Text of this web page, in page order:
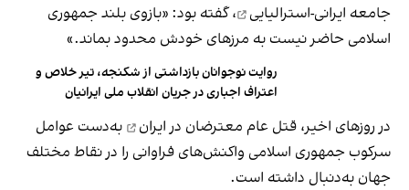
جامعه ایرانی-استرالیایی
، گفته بود: «بازوی بلند جمهوری
اسلامی حاضر نیست به مرزهای خودش محدود بماند.»
روایت نوجوانان بازداشتی از شکنجه، تیر خلاص و
اعتراف اجباری در جریان انقلاب ملی ایرانیان
در روزهای اخیر، قتل عام معترضان در ایران
به‌دست عوامل
سرکوب جمهوری اسلامی واکنش‌های فراوانی را در نقاط مختلف
جهان به‌دنبال داشته است.